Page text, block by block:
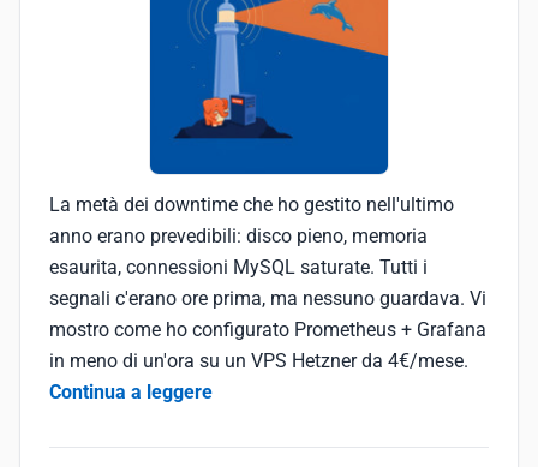
La metà dei downtime che ho gestito nell'ultimo
anno erano prevedibili: disco pieno, memoria
esaurita, connessioni MySQL saturate. Tutti i
segnali c'erano ore prima, ma nessuno guardava. Vi
mostro come ho configurato Prometheus + Grafana
in meno di un'ora su un VPS Hetzner da 4€/mese.
Continua a leggere